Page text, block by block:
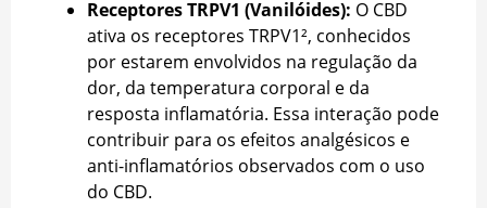
Receptores TRPV1 (Vanilóides): O CBD
ativa os receptores TRPV1², conhecidos
por estarem envolvidos na regulação da
dor, da temperatura corporal e da
resposta inflamatória. Essa interação pode
contribuir para os efeitos analgésicos e
anti-inflamatórios observados com o uso
do CBD.